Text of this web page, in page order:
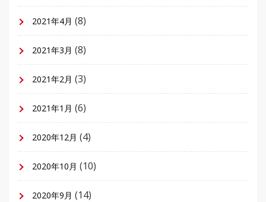
2021年4月 (8)
2021年3月 (8)
2021年2月 (3)
2021年1月 (6)
2020年12月 (4)
2020年10月 (10)
2020年9月 (14)